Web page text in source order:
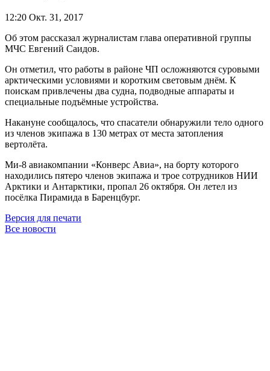
12:20 Окт. 31, 2017
Об этом рассказал журналистам глава оперативной группы
МЧС Евгений Саидов.
Он отметил, что работы в районе ЧП осложняются суровыми
арктическими условиями и коротким световым днём. К
поискам привлечены два судна, подводные аппараты и
специальные подъёмные устройства.
Накануне сообщалось, что спасатели обнаружили тело одного
из членов экипажа в 130 метрах от места затопления
вертолёта.
Ми-8 авиакомпании «Конверс Авиа», на борту которого
находились пятеро членов экипажа и трое сотрудников НИИ
Арктики и Антарктики, пропал 26 октября. Он летел из
посёлка Пирамида в Баренцбург.
Версия для печати
Все новости